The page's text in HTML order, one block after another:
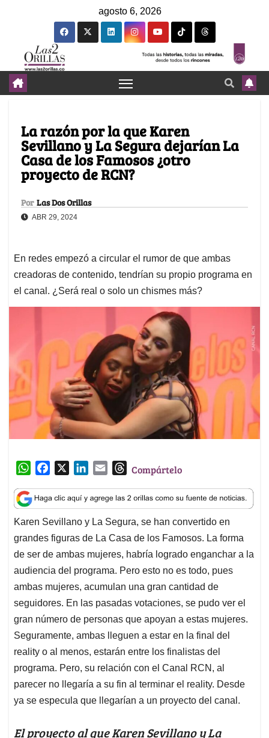
agosto 6, 2026
La razón por la que Karen
Sevillano y La Segura dejarían La
Casa de los Famosos ¿otro
proyecto de RCN?
Por Las Dos Orillas
ABR 29, 2024
En redes empezó a circular el rumor de que ambas
creadoras de contenido, tendrían su propio programa en
el canal. ¿Será real o solo un chismes más?
W
a
t
s
A
p
p
c
e
b
o
o
k
n
k
e
d
I
n
a
i
l
T
r
e
a
d
s
Compártelo
Karen Sevillano y La Segura, se han convertido en
grandes figuras de La Casa de los Famosos. La forma
de ser de ambas mujeres, habría logrado enganchar a la
audiencia del programa. Pero esto no es todo, pues
ambas mujeres, acumulan una gran cantidad de
seguidores. En las pasadas votaciones, se pudo ver el
gran número de personas que apoyan a estas mujeres.
Seguramente, ambas lleguen a estar en la final del
reality o al menos, estarán entre los finalistas del
programa. Pero, su relación con el Canal RCN, al
parecer no llegaría a su fin al terminar el reality. Desde
ya se especula que llegarían a un proyecto del canal.
El proyecto al que Karen Sevillano y La